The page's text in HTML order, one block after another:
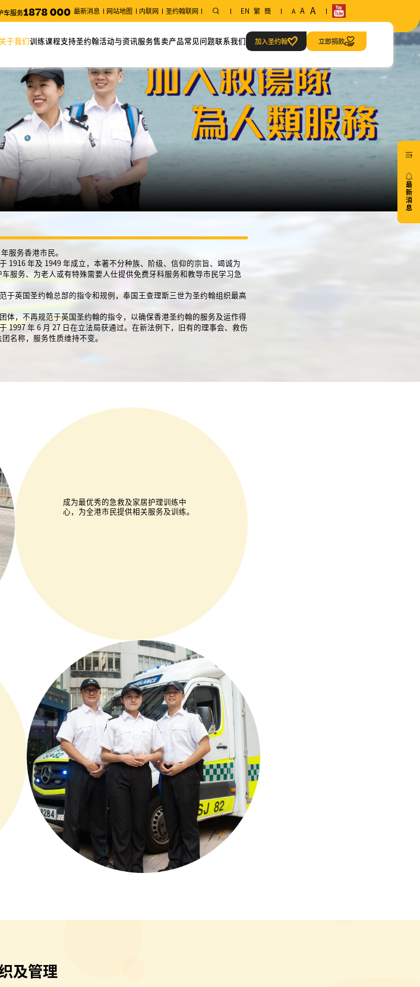
车服务 最新消息 网站地图 内联网 圣约翰联网 EN 繁 簡 A A A
于我们
席的话
年度报告
职位空缺
训练课程
课程列表
课程搜索
课程时间表
台风及暴雨安排/特别通知
更改考试日期 (「急救证书」课程)
电子表格
支持圣约翰
义工服务
活动与资讯
近期活动
圣约翰通讯
服务
申请急救当值服务
售卖产品常见问题联系我们
我们的地址
加入圣约翰 立即捐款
服务香港市民。
1916 年及 1949 年成立，本著不分种族、阶级、信仰的宗旨、竭诚为
服务、为老人或有特殊需要人仕提供免费牙科服务和教导市民学习急
于英国圣约翰总部的指令和规例，奉国王查理斯三世为圣约翰组织最高
体，不再规范于英国圣约翰的指令，以确保香港圣约翰的服务及运作得
1997 年 6 月 27 日在立法局获通过。在新法例下，旧有的理事会、救伤
名称，服务性质维持不变。
成为最优秀的急救及家居护理训练中
心，为全港市民提供相关服务及训练。
及管理
最
新
消
息